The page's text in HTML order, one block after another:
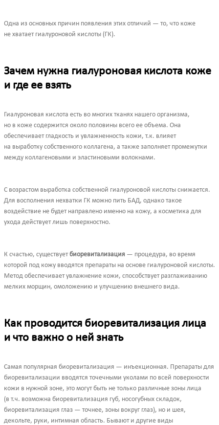
Одна из основных причин появления этих отличий — то, что коже
не хватает гиалуроновой кислоты (ГК).
Зачем нужна гиалуроновая кислота коже
и где ее взять
Гиалуроновая кислота есть во многих тканях нашего организма,
но в коже содержится около половины всего ее объема. Она
обеспечивает гладкость и увлажненность кожи, т.к. влияет
на выработку собственного коллагена, а также заполняет промежутки
между коллагеновыми и эластиновыми волокнами.
С возрастом выработка собственной гиалуроновой кислоты снижается.
Для восполнения нехватки ГК можно пить БАД, однако такое
воздействие не будет направлено именно на кожу, а косметика для
ухода действует лишь поверхностно.
К счастью, существуетбиоревитализация — процедура, во время
которой под кожу вводятся препараты на основе гиалуроновой кислоты.
Метод обеспечивает увлажнение кожи, способствует разглаживанию
мелких морщин, омоложению и улучшению внешнего вида.
Как проводится биоревитализация лица
и что важно о ней знать
Самая популярная биоревитализация — инъекционная. Препараты для
биоревитализации вводятся точечными уколами по всей поверхности
кожи в нужной зоне, это могут быть не только различные зоны лица
(в т.ч. возможна биоревитализация губ, носогубных складок,
биоревитализация глаз — точнее, зоны вокруг глаз), но и шея,
декольте, руки, интимная область. Бывают и другие виды